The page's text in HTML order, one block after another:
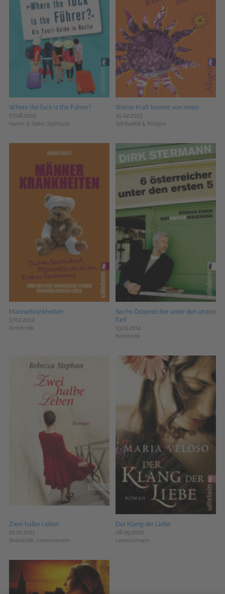
Where the fuck is the Führer?
07.08.2015
Humor & Satire, Sachbuch
Wahre Kraft kommt von innen
15.02.2013
Spiritualität & Religion
Männerkrankheiten
17.02.2012
Belletristik
Sechs Österreicher unter den ersten
fünf
13.01.2012
Belletristik
Zwei halbe Leben
10.10.2011
Belletristik, Liebesromane
Der Klang der Liebe
08.09.2010
Liebesromane